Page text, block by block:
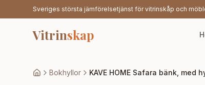
Sveriges största jämförelsetjänst för vitrinskåp och
Vitrinskap
Bokhyllor KAVE HOME Safara bänk, med